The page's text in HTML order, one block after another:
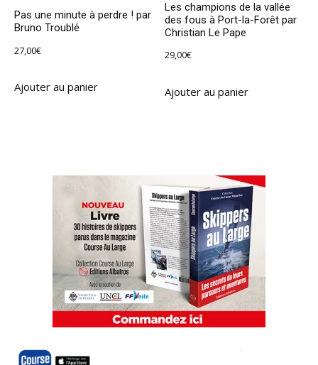
Pas une minute à perdre ! par
Bruno Troublé
27,00€
Ajouter au panier
Les champions de la vallée
des fous à Port-la-Forêt par
Christian Le Pape
29,00€
Ajouter au panier